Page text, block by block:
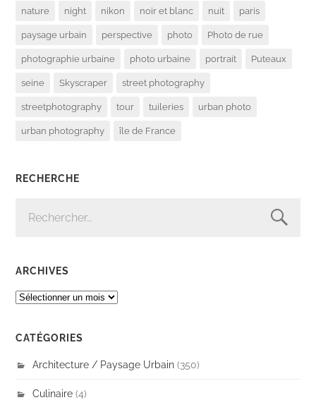
nature night nikon noir et blanc nuit paris
paysage urbain perspective photo Photo de rue
photographie urbaine photo urbaine portrait Puteaux
seine Skyscraper street photography
streetphotography tour tuileries urban photo
urban photography île de France
RECHERCHE
ARCHIVES
ARCHIVES
CATÉGORIES
Architecture / Paysage Urbain (350)
Culinaire (4)